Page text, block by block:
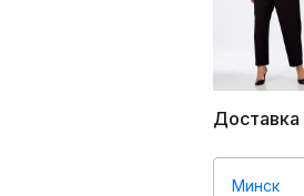
Доставка
Минск